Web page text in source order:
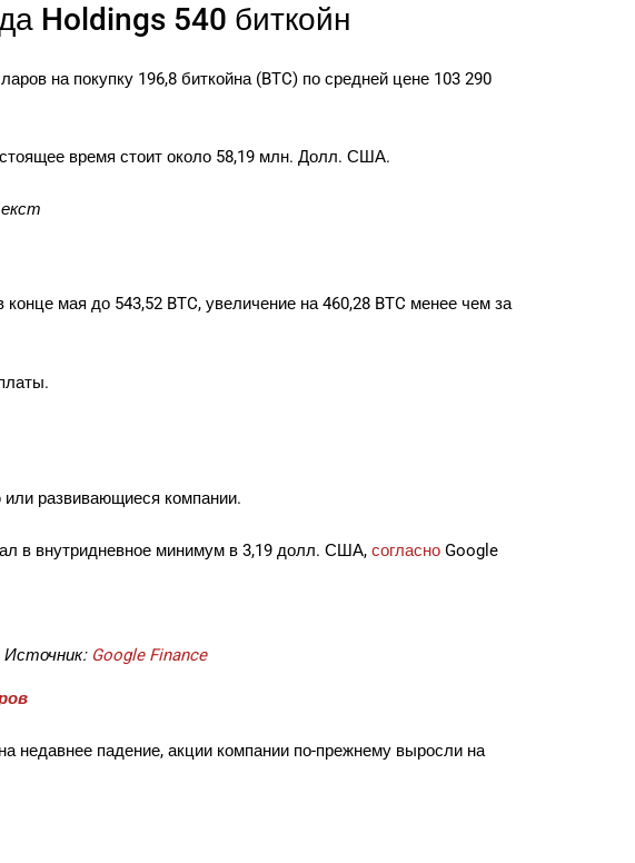
Holdings 540 биткойн
на покупку 196,8 биткойна (BTC) по средней цене 103 290
время стоит около 58,19 млн. Долл. США.
конце мая до 543,52 BTC, увеличение на 460,28 BTC менее чем за
развивающиеся компании.
в внутридневное минимум в 3,19 долл. США, согласно Google
Источник: Google Finance
недавнее падение, акции компании по-прежнему выросли на